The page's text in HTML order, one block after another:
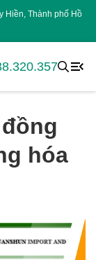
Hiền, Thành phố Hồ
hóa